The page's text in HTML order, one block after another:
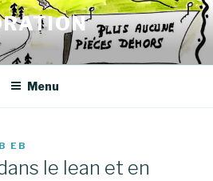
Menu
EB
le lean et en